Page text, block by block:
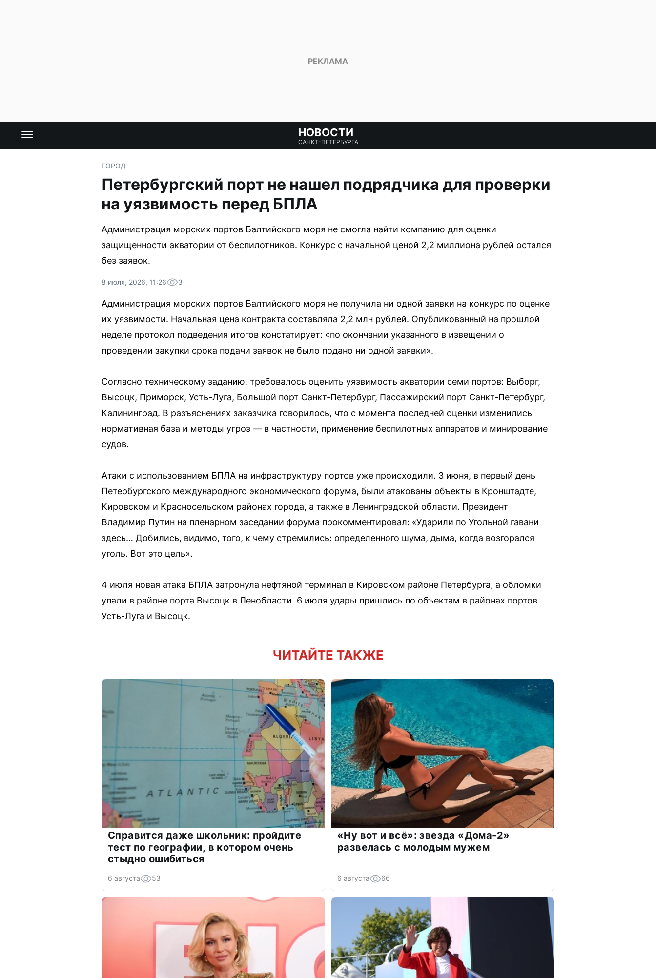
НОВОСТИ
САНКТ-ПЕТЕРБУРГА
ГОРОД
Петербургский порт не нашел подрядчика для проверки
на уязвимость перед БПЛА
Администрация морских портов Балтийского моря не смогла найти компанию для оценки
защищенности акватории от беспилотников. Конкурс с начальной ценой 2,2 миллиона рублей остался
без заявок.
8 июля, 2026, 11:26 3
Администрация морских портов Балтийского моря не получила ни одной заявки на конкурс по оценке
их уязвимости. Начальная цена контракта составляла 2,2 млн рублей. Опубликованный на прошлой
неделе протокол подведения итогов констатирует: «по окончании указанного в извещении о
проведении закупки срока подачи заявок не было подано ни одной заявки».
Согласно техническому заданию, требовалось оценить уязвимость акватории семи портов: Выборг,
Высоцк, Приморск, Усть-Луга, Большой порт Санкт-Петербург, Пассажирский порт Санкт-Петербург,
Калининград. В разъяснениях заказчика говорилось, что с момента последней оценки изменились
нормативная база и методы угроз — в частности, применение беспилотных аппаратов и минирование
судов.
Атаки с использованием БПЛА на инфраструктуру портов уже происходили. 3 июня, в первый день
Петербургского международного экономического форума, были атакованы объекты в Кронштадте,
Кировском и Красносельском районах города, а также в Ленинградской области. Президент
Владимир Путин на пленарном заседании форума прокомментировал: «Ударили по Угольной гавани
здесь… Добились, видимо, того, к чему стремились: определенного шума, дыма, когда возгорался
уголь. Вот это цель».
4 июля новая атака БПЛА затронула нефтяной терминал в Кировском районе Петербурга, а обломки
упали в районе порта Высоцк в Ленобласти. 6 июля удары пришлись по объектам в районах портов
Усть-Луга и Высоцк.
ЧИТАЙТЕ ТАКЖЕ
Справится даже школьник: пройдите
тест по географии, в котором очень
стыдно ошибиться
6 августа 53
«Ну вот и всё»: звезда «Дома-2»
развелась с молодым мужем
6 августа 66